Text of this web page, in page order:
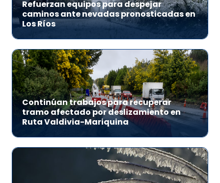
Refuerzan equipos para despejar
caminos ante nevadas pronosticadas en
Los Ríos
Continúan trabajos para recuperar
tramo afectado por deslizamiento en
Ruta Valdivia-Mariquina